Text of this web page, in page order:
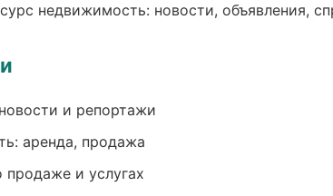
недвижимость: новости, объявления,
и репортажи
аренда, продажа
продаже и услугах